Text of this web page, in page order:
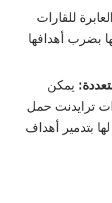
للقارات
بضرب أهدافها
يمكن
ترايدنت حمل
بتدمير أهداف